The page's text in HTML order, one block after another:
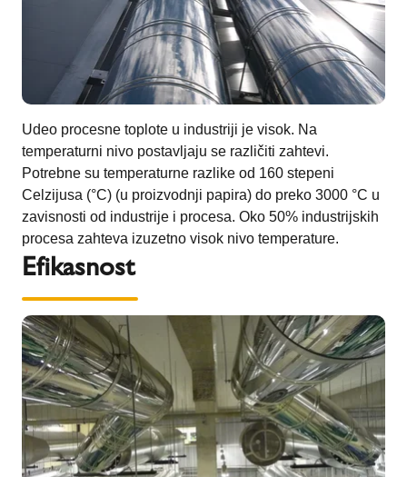
Udeo procesne toplote u industriji je visok. Na
temperaturni nivo postavljaju se različiti zahtevi.
Potrebne su temperaturne razlike od 160 stepeni
Celzijusa (°C) (u proizvodnji papira) do preko 3000 °C u
zavisnosti od industrije i procesa. Oko 50% industrijskih
procesa zahteva izuzetno visok nivo temperature.
Efikasnost